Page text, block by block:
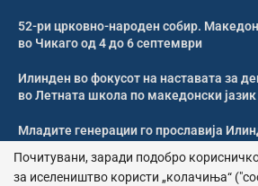
52-ри црковно-народен собир.
во Чикаго од 4 до 6 септември
Илинден во фокусот на наставата за
во Летната школа по македонски јазик
Младите генерации го прославија
Свечено и молитвено одбележан
Почитувани, заради подобро
за иселеништво користи „колачиња“